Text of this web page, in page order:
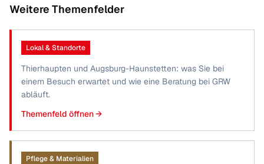
Weitere Themenfelder
Lokal & Standorte
Thierhaupten und Augsburg-Haunstetten: was Sie bei
einem Besuch erwartet und wie eine Beratung bei GRW
abläuft.
Themenfeld öffnen →
Pflege & Materialien